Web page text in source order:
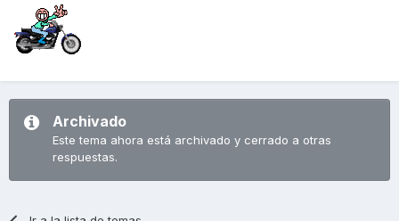
Archivado
Este tema ahora está archivado y cerrado a otras
respuestas.